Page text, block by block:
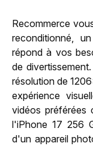
Recommerce
reconditionné,
répond à vos
de
résolution de
expérience
vidéos préférées
l'iPhone 17 256
d'un appareil